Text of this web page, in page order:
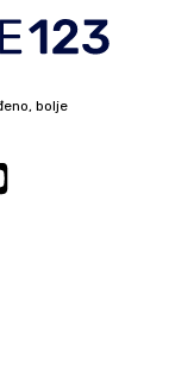
bolje